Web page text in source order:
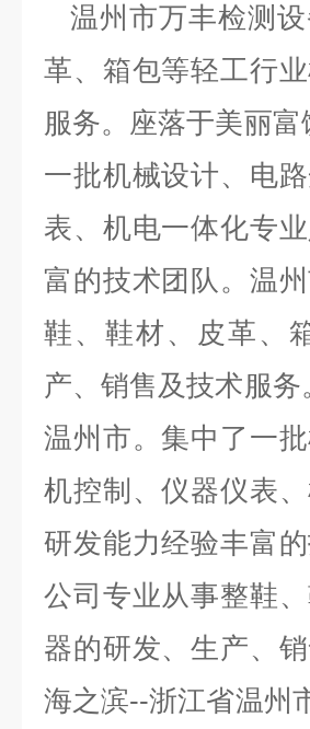
温州市万丰检测
革、箱包等轻工行
服务。座落于美丽
一批机械设计、电
表、机电一体化专
富的技术团队。温
鞋、鞋材、皮革、
产、销售及技术服
温州市。集中了一
机控制、仪器仪表
研发能力经验丰富
公司专业从事整鞋
器的研发、生产、
海之滨--浙江省温州